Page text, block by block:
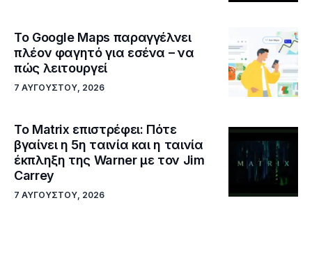
Το Google Maps παραγγέλνει
πλέον φαγητό για εσένα – να
πώς λειτουργεί
7 ΑΥΓΟΎΣΤΟΥ, 2026
Το Matrix επιστρέφει: Πότε
βγαίνει η 5η ταινία και η ταινία
έκπληξη της Warner με τον Jim
Carrey
7 ΑΥΓΟΎΣΤΟΥ, 2026